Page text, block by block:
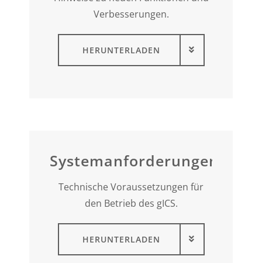
Verbesserungen.
HERUNTERLADEN
Systemanforderungen
Technische Voraussetzungen für
den Betrieb des gICS.
HERUNTERLADEN